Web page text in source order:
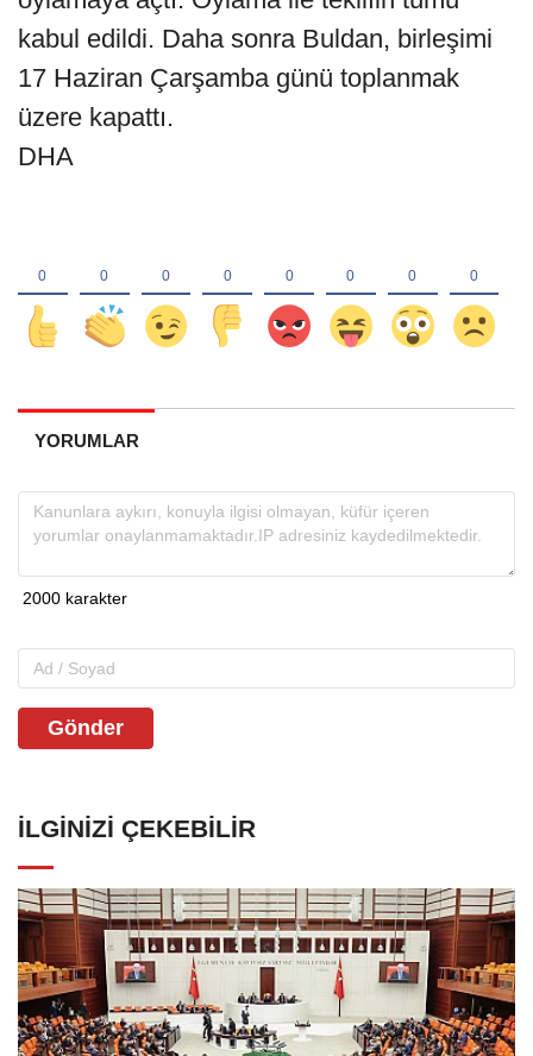
kabul edildi. Daha sonra Buldan, birleşimi
17 Haziran Çarşamba günü toplanmak
üzere kapattı.
DHA
YORUMLAR
Gönder
İLGINIZI ÇEKEBILIR